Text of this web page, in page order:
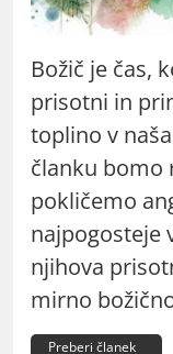
Božič je čas,
prisotni in
toplino v
članku bomo
pokličemo
najpogosteje
njihova
mirno
Preberi članek